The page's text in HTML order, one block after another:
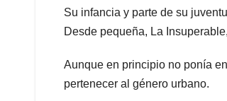
Su infancia y parte de su
Desde pequeña, La
Aunque en principio no ponía
pertenecer al género urbano.